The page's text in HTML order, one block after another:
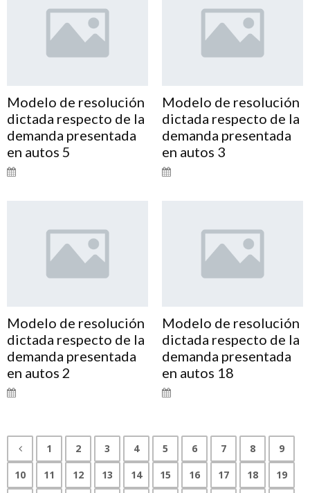
Modelo de resolución
dictada respecto de la
demanda presentada
en autos 5
Modelo de resolución
dictada respecto de la
demanda presentada
en autos 3
Modelo de resolución
dictada respecto de la
demanda presentada
en autos 2
Modelo de resolución
dictada respecto de la
demanda presentada
en autos 18
1 2 3 4 5 6 7 8
9
10
11 12 13 14 15 16 17 18
19